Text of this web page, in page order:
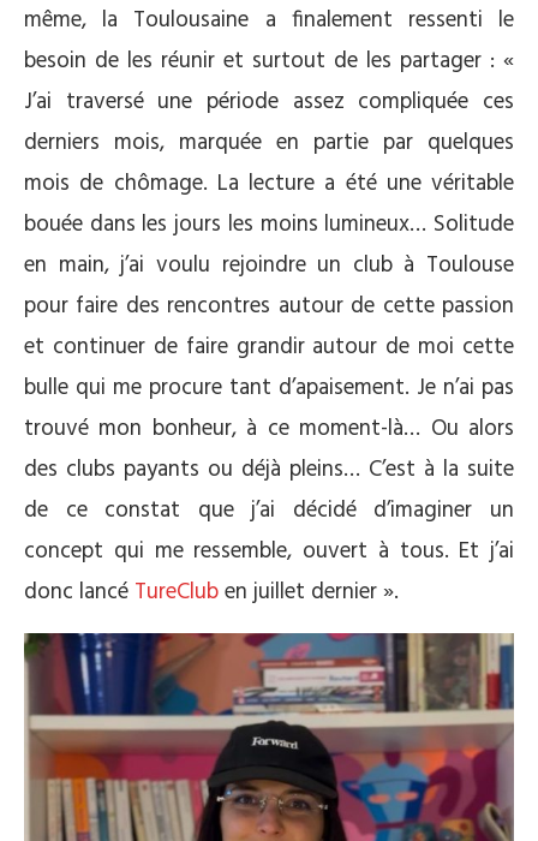
même, la Toulousaine a finalement ressenti le
besoin de les réunir et surtout de les partager : «
J’ai traversé une période assez compliquée ces
derniers mois, marquée en partie par quelques
mois de chômage. La lecture a été une véritable
bouée dans les jours les moins lumineux… Solitude
en main, j’ai voulu rejoindre un club à Toulouse
pour faire des rencontres autour de cette passion
et continuer de faire grandir autour de moi cette
bulle qui me procure tant d’apaisement. Je n’ai pas
trouvé mon bonheur, à ce moment-là… Ou alors
des clubs payants ou déjà pleins… C’est à la suite
de ce constat que j’ai décidé d’imaginer un
concept qui me ressemble, ouvert à tous. Et j’ai
donc lancé TureCluben juillet dernier ».